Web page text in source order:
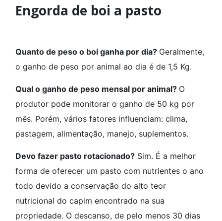
Engorda de boi a pasto
Quanto de peso o boi ganha por dia? Geralmente,
o ganho de peso por animal ao dia é de 1,5 Kg.
Qual o ganho de peso mensal por animal? O
produtor pode monitorar o ganho de 50 kg por
mês. Porém, vários fatores influenciam: clima,
pastagem, alimentação, manejo, suplementos.
Devo fazer pasto rotacionado? Sim. É a melhor
forma de oferecer um pasto com nutrientes o ano
todo devido a conservação do alto teor
nutricional do capim encontrado na sua
propriedade. O descanso, de pelo menos 30 dias